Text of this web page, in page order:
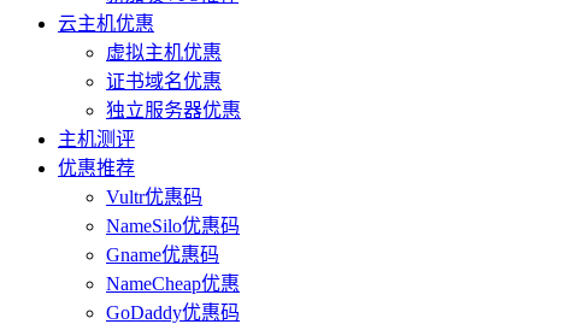
云主机优惠
虚拟主机优惠
证书域名优惠
独立服务器优惠
主机测评
优惠推荐
Vultr优惠码
NameSilo优惠码
Gname优惠码
NameCheap优惠
GoDaddy优惠码